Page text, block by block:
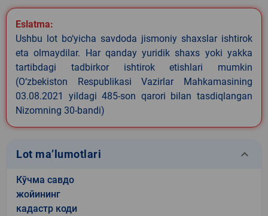
Eslatma:
Ushbu lot bo‘yicha savdoda jismoniy shaxslar ishtirok
eta olmaydilar. Har qanday yuridik shaxs yoki yakka
tartibdagi tadbirkor ishtirok etishlari mumkin
(O‘zbekiston Respublikasi Vazirlar Mahkamasining
03.08.2021 yildagi 485-son qarori bilan tasdiqlangan
Nizomning 30-bandi)
Lot ma’lumotlari keyboard_arrow_down
Кўчма савдо
жойининг
кадастр коди